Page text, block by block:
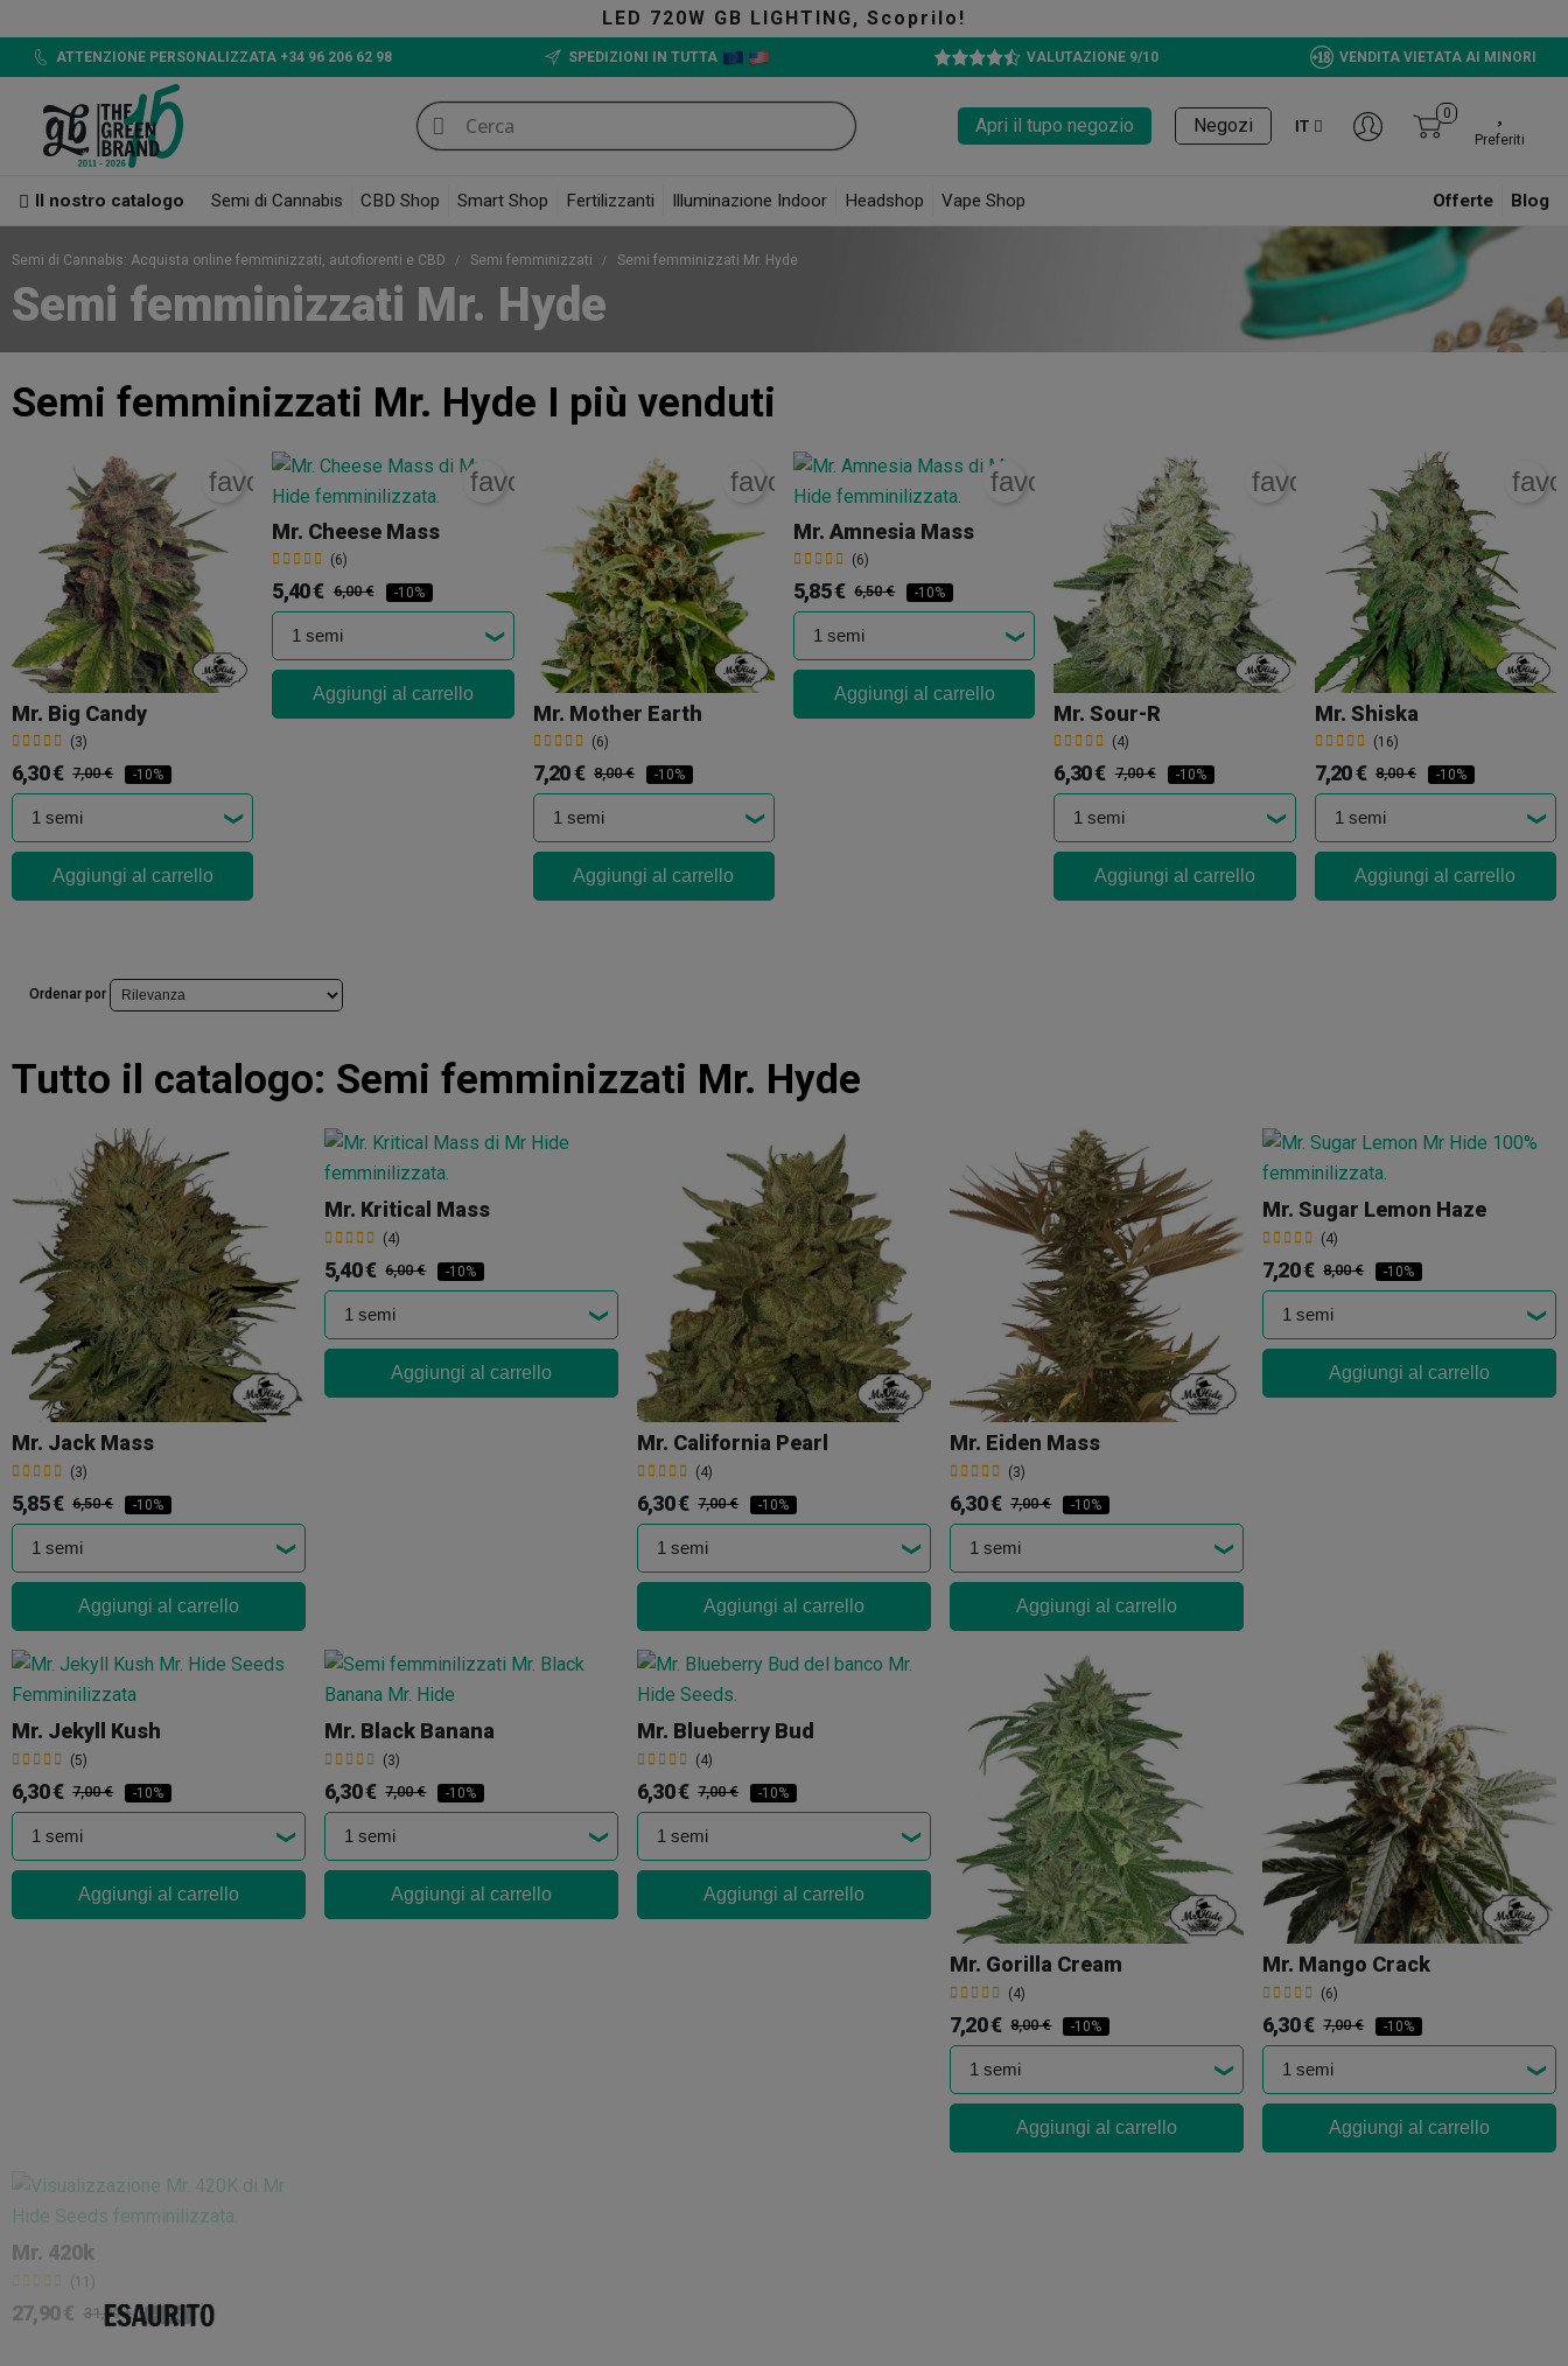
The Green Bucket CBD, Ora disponibili!
ATTENZIONE PERSONALIZZATA +34 96 206 62 98 SPEDIZIONI IN TUTTA VALUTAZIONE 9/10 VENDITA VIETATA AI MINORI
Apri il tupo negozio Negozi IT
0
Preferiti
Il nostro catalogo Semi di Cannabis CBD Shop Smart Shop Fertilizzanti Illuminazione Indoor Headshop Vape Shop Offerte Blog
Semi di Cannabis: Acquista online femminizzati, autofiorenti e CBD Semi femminizzati Semi femminizzati Mr. Hyde
Semi femminizzati Mr. Hyde
Semi femminizzati Mr. Hyde I più venduti
Mr. Big Candy
(3)
favorite_border
6,30 € 7,00 € -10%
Aggiungi al carrello
Mr. Cheese Mass
(6)
favorite_border
5,40 € 6,00 € -10%
Aggiungi al carrello
Mr. Mother Earth
(6)
favorite_border
7,20 € 8,00 € -10%
Aggiungi al carrello
Mr. Amnesia Mass
(6)
favorite_border
5,85 € 6,50 € -10%
Aggiungi al carrello
Mr. Sour-R
(4)
favorite_border
6,30 € 7,00 € -10%
Aggiungi al carrello
Mr. Shiska
(16)
7,20 € 8,00 € -10%
Aggiungi al carrello
Ordenar por
Tutto il catalogo: Semi femminizzati Mr. Hyde
Mr. Jack Mass
(3)
5,85 € 6,50 € -10%
Aggiungi al carrello
Mr. Kritical Mass
(4)
5,40 € 6,00 € -10%
Aggiungi al carrello
Mr. California Pearl
(4)
6,30 € 7,00 € -10%
Aggiungi al carrello
Mr. Eiden Mass
(3)
6,30 € 7,00 € -10%
Aggiungi al carrello
Mr. Sugar Lemon Haze
(4)
7,20 € 8,00 € -10%
Aggiungi al carrello
Mr. Jekyll Kush
(5)
6,30 € 7,00 € -10%
Aggiungi al carrello
Mr. Black Banana
(3)
6,30 € 7,00 € -10%
Aggiungi al carrello
Mr. Blueberry Bud
(4)
6,30 € 7,00 € -10%
Aggiungi al carrello
Mr. Gorilla Cream
(4)
7,20 € 8,00 € -10%
Aggiungi al carrello
Mr. Mango Crack
(6)
6,30 € 7,00 € -10%
Aggiungi al carrello
Mr. 420k
(11)
27,90 € 31,00 € -10%